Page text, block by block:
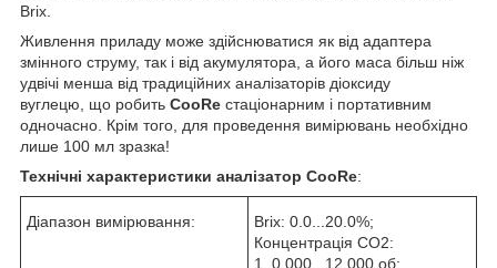
Brix.
Живлення приладу може здійснюватися як від адаптера
змінного струму, так і від акумулятора, а його маса більш ніж
удвічі менша від традиційних аналізаторів діоксиду
вуглецю, що робить CooRe стаціонарним і портативним
одночасно. Крім того, для проведення вимірювань необхідно
лише 100 мл зразка!
Технічні характеристики аналізатор CooRe:
Діапазон вимірювання:
Brix: 0.0...20.0%;
Концентрація CO2:
1. 0.000...12.000 об;